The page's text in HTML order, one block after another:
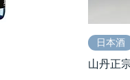
日本酒
山丹正